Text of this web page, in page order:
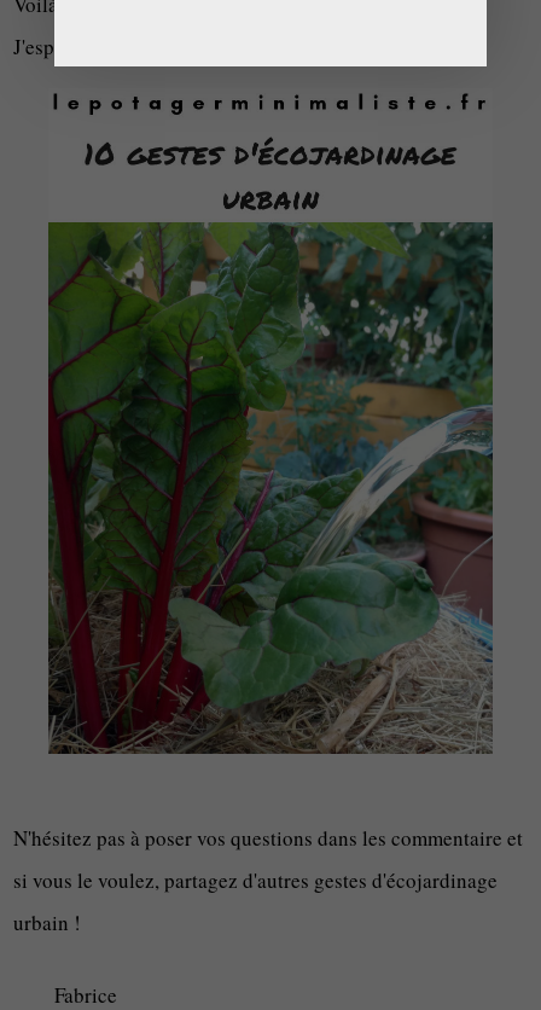
J'espère que cet article vous aura inspiré !
N'hésitez pas à poser vos questions dans les commentaire et
si vous le voulez, partagez d'autres gestes d'écojardinage
urbain !
Fabrice